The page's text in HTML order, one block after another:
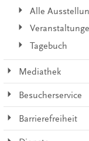
Alle
Tagebuch
Mediathek
Besucherservice
Barrierefreiheit